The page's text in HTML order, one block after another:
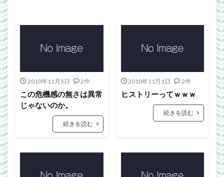
2010年11月5日 2件
この危機感の無さは異常
じゃないのか。
続きを読む
2010年11月1日 2件
ヒストリーってｗｗｗ
続きを読む
TERA
The Elder ScrollsOnline
Webgraphics
wordpress
WorldNews
βテスト
アンライト
サービス終了
ブラウザゲーム
三國志Online
佐川クオリティ
口蹄疫
泣ける話
自作 警報 雑記